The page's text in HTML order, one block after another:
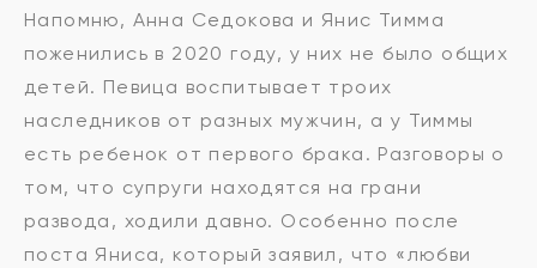
Напомню, Анна Седокова и Янис Тимма
поженились в 2020 году, у них не было общих
детей. Певица воспитывает троих
наследников от разных мужчин, а у Тиммы
есть ребенок от первого брака. Разговоры о
том, что супруги находятся на грани
развода, ходили давно. Особенно после
поста Яниса, который заявил, что «любви